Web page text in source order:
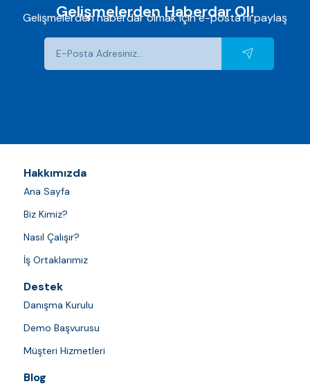
Gelişmelerden Haberdar Ol!
Gelişmelerden haberdar olmak için e-posta'nı paylaş
Hakkımızda
Ana Sayfa
Biz Kimiz?
Nasıl Çalışır?
İş Ortaklarımız
Destek
Danışma Kurulu
Demo Başvurusu
Müşteri Hizmetleri
Blog